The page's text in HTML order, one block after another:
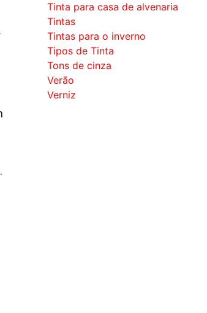
.
Tinta para casa de alvenaria
Tintas
Tintas para o inverno
Tipos de Tinta
Tons de cinza
Verão
Verniz